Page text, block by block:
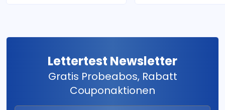
Lettertest Newsletter
Gratis Probeabos, Rabatt
Couponaktionen